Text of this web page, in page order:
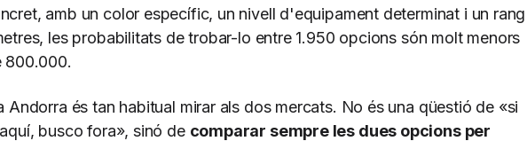
amb un color específic, un nivell d'equipament determinat i un rang
les probabilitats de trobar-lo entre 1.950 opcions són molt menors
800.000.
Andorra és tan habitual mirar als dos mercats. No és una qüestió de «si
busco fora», sinó de comparar sempre les dues opcions per